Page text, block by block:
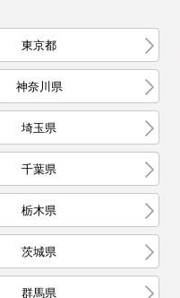
東京都
神奈川県
埼玉県
千葉県
栃木県
茨城県
群馬県